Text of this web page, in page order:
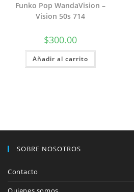
Funko Pop WandaVision –
Vision 50s 714
$300.00
Añadir al carrito
SOBRE NOSOTROS
Contacto